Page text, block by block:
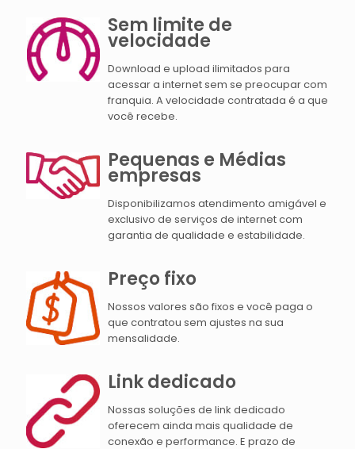
Sem limite de
velocidade
Download e upload ilimitados para
acessar a internet sem se preocupar com
franquia. A velocidade contratada é a que
você recebe.
Pequenas e Médias
empresas
Disponibilizamos atendimento amigável e
exclusivo de serviços de internet com
garantia de qualidade e estabilidade.
Preço fixo
Nossos valores são fixos e você paga o
que contratou sem ajustes na sua
mensalidade.
Link dedicado
Nossas soluções de link dedicado
oferecem ainda mais qualidade de
conexão e performance. E prazo de